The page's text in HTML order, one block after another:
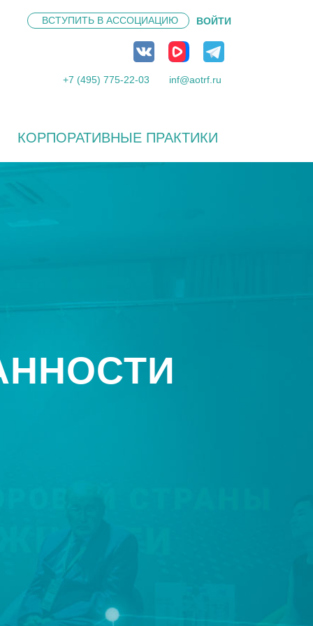
ВСТУПИТЬ В АССОЦИАЦИЮ ВОЙТИ
+7 (495) 775-22-03 inf@aotrf.ru
КОРПОРАТИВНЫЕ ПРАКТИКИ